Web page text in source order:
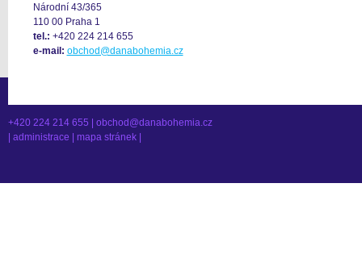
Národní 43/365
110 00 Praha 1
tel.: +420 224 214 655
e-mail: obchod@danabohemia.cz
+420 224 214 655 | obchod@danabohemia.cz
administrace mapa stránek|